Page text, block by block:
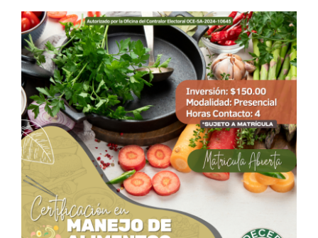
was:
$200.00.
is:
$100.00.